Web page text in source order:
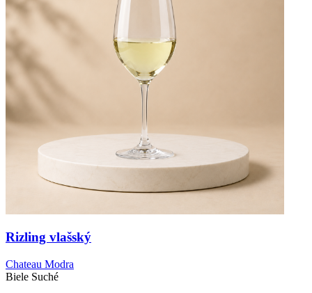
Rizling vlašský
Chateau Modra
Biele Suché